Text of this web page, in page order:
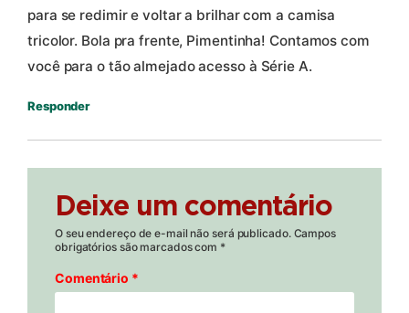
para se redimir e voltar a brilhar com a camisa
tricolor. Bola pra frente, Pimentinha! Contamos com
você para o tão almejado acesso à Série A.
Responder
Deixe um comentário
O seu endereço de e-mail não será publicado. Campos
obrigatórios são marcados com *
Comentário *